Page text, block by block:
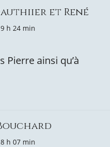
et René
h 24 min
Pierre ainsi qu’à
h 07 min